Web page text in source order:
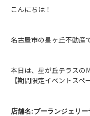
こんにちは！
名古屋市の星ヶ丘不動産
本日は、星が丘テラスの
【期間限定イベントス
店舗名:ブーランジェリー